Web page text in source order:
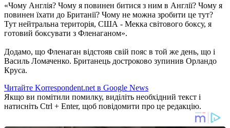
«Чому Англія? Чому я повинен битися з ним в Англії? Чому я
повинен їхати до Британії? Чому не можна зробити це тут?
Тут нейтральна територія, США - Мекка світового боксу, я
готовий боксувати з Фленаганом».
Додамо, що Фленаган відстояв свій пояс в той же день, що і
Василь Ломаченко. Британець достроково зупинив Орландо
Круса.
Читайте Korrespondent.net в Google News
Якщо ви помітили помилку, виділіть необхідний текст і
натисніть Ctrl + Enter, щоб повідомити про це редакцію.